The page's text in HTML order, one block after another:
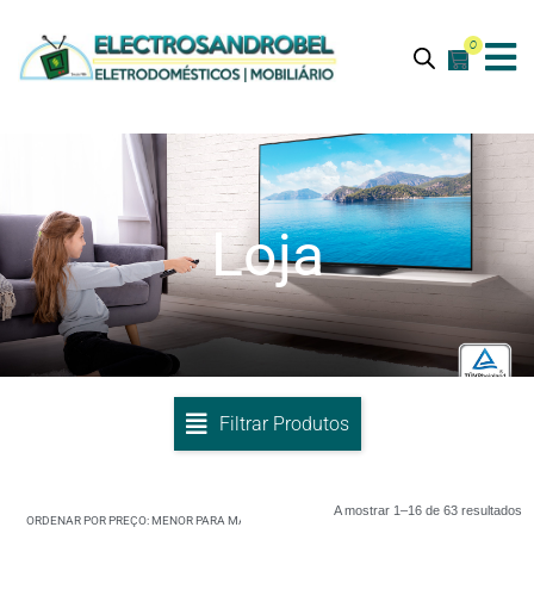
0
Loja
Filtrar Produtos
A mostrar 1–16 de 63 resultados